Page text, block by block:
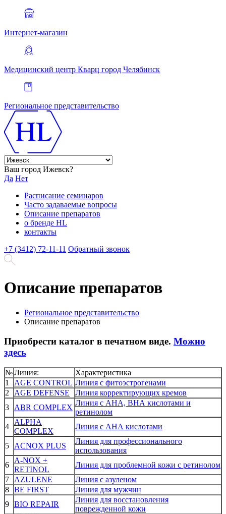
Интернет-магазин
Медицинский центр Кварц город Челябинск
Региональное представительство
Ваш город Ижевск?
Да Нет
Расписание семинаров
Часто задаваемые вопросы
Описание препаратов
о бренде HL
контакты
+7 (3412) 72-11-11 Обратный звонок
Описание препаратов
Региональное представительство
Описание препаратов
Приобрести каталог в печатном виде. Можно
здесь
№Линия:
Характеристика
1
AGE CONTROL Линия с фитоэстрогенами
2
AGE DEFENSE
Линия корректирующих кремов
3
ABR COMPLEX
Линия с АНА, ВНА кислотами и
ретинолом
4
ALPHA
COMPLEX
Линия с АНА кислотами
5 ACNOX PLUS
Линия для профессионального
использования
6
A-NOX +
RETINOL
Линия для проблемной кожи с ретинолом
7
AZULENE
Линия с азуленом
8 BE FIRST
Линия для мужчин
9 BIO REPAIR
Линия для восстановления
поврежденной кожи